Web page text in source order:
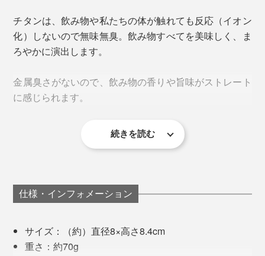
写真は「森」
手で持つとほとんど冷たさを感じなかったのに、口をつ
けた瞬間にひんやり。
く、美味しく」感じました。今では、MONOCOスタッ
フ全員がオフィスで愛用中です。
そもそもチタンは酸化膜に覆われており、光が当たる
この酸化膜の厚さを、水の電気分解時に発生する酸素を
新作のグラデーションカラーは、自然の移ろいをイメー
チタンは、飲み物や私たちの体が触れても反応（イオン
化）しないので無味無臭。飲み物すべてを美味しく、ま
ろやかに演出します。
金属臭さがないので、飲み物の香りや旨味がストレート
に感じられます。
1055℃の高温窯で焼成したことでできる、凸凹フォル
上げてくれます。
続きを読む
仕様・インフォメーション
サイズ：（約）直径8×高さ8.4cm
重さ：約70g